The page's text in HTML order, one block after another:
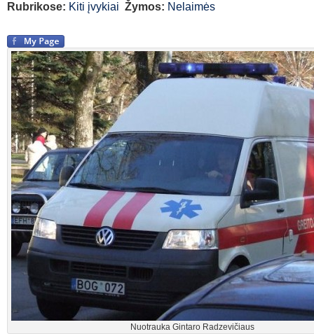
Rubrikose: Kiti įvykiai Žymos: Nelaimės
Nuotrauka Gintaro Radzevičiaus